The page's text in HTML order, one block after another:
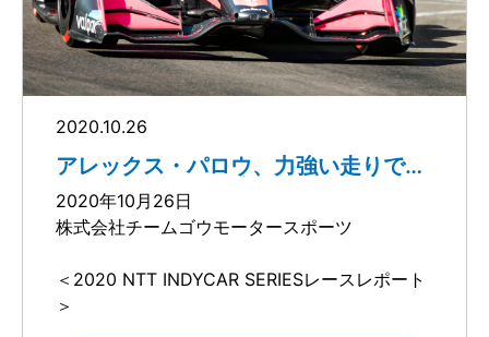
2020.10.26
アレックス・パロウ、力強い走りでル
ーキー・イヤーを締め括る
2020年10月26日
株式会社チームゴウモータースポーツ
＜2020 NTT INDYCAR SERIESレースレポート
＞